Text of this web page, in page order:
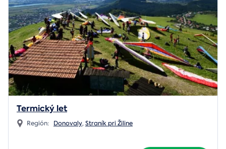
Termický let
Región: Donovaly,Straník pri Žiline